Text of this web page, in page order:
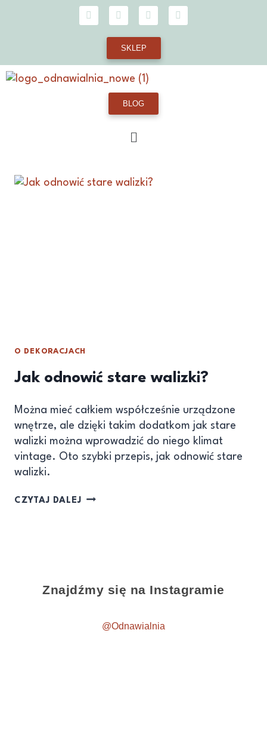
SKLEP
BLOG
O DEKORACJACH
Jak odnowić stare walizki?
Można mieć całkiem współcześnie urządzone
wnętrze, ale dzięki takim dodatkom jak stare
walizki można wprowadzić do niego klimat
vintage. Oto szybki przepis, jak odnowić stare
walizki.
CZYTAJ DALEJ
Znajdźmy się na Instagramie
@Odnawialnia